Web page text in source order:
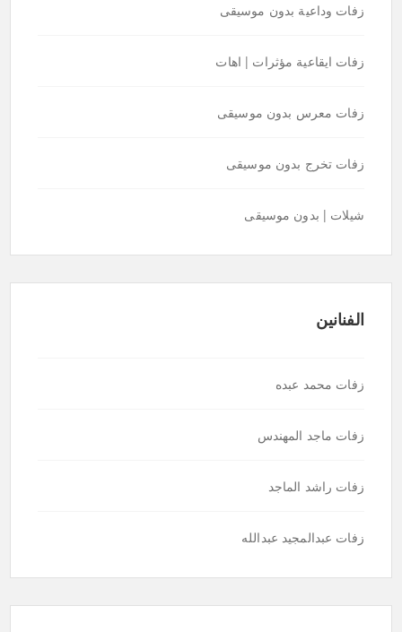
زفات وداعية بدون موسيقى
زفات ايقاعية مؤثرات | اهات
زفات معرس بدون موسيقى
زفات تخرج بدون موسيقى
شيلات | بدون موسيقى
الفنانين
زفات محمد عبده
زفات ماجد المهندس
زفات راشد الماجد
زفات عبدالمجيد عبدالله